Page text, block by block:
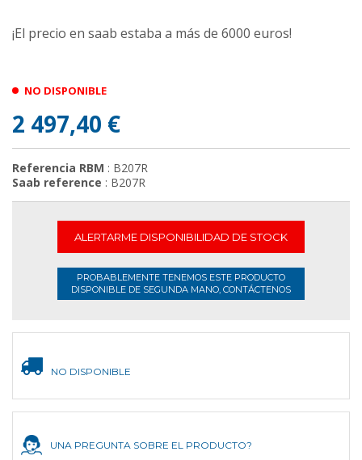
¡El precio en saab estaba a más de 6000 euros!
NO DISPONIBLE
2 497,40 €
Referencia RBM : B207R
Saab reference : B207R
ALERTARME DISPONIBILIDAD DE STOCK
PROBABLEMENTE TENEMOS ESTE PRODUCTO
DISPONIBLE DE SEGUNDA MANO, CONTÁCTENOS
NO DISPONIBLE
UNA PREGUNTA SOBRE EL PRODUCTO?